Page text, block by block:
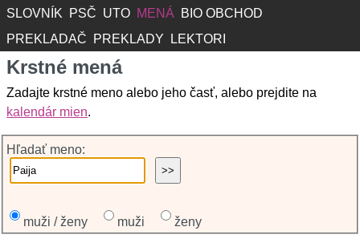
SLOVNÍK PSČ UTO MENÁ
BIO OBCHOD
PREKLADAČ
PREKLADY LEKTORI
Krstné mená
Zadajte krstné meno alebo jeho časť, alebo prejdite na
kalendár mien.
Hľadať meno:
muži / ženy muži ženy